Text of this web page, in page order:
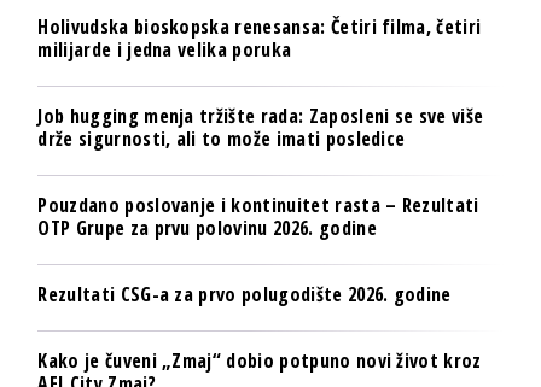
Holivudska bioskopska renesansa: Četiri filma, četiri
milijarde i jedna velika poruka
Job hugging menja tržište rada: Zaposleni se sve više
drže sigurnosti, ali to može imati posledice
Pouzdano poslovanje i kontinuitet rasta – Rezultati
OTP Grupe za prvu polovinu 2026. godine
Rezultati CSG-a za prvo polugodište 2026. godine
Kako je čuveni „Zmaj“ dobio potpuno novi život kroz